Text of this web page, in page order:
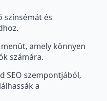
színsémát és
amely könnyen
számára.
SEO szempontjából,
a